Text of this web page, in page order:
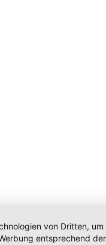
von Dritten, um
entsprechend